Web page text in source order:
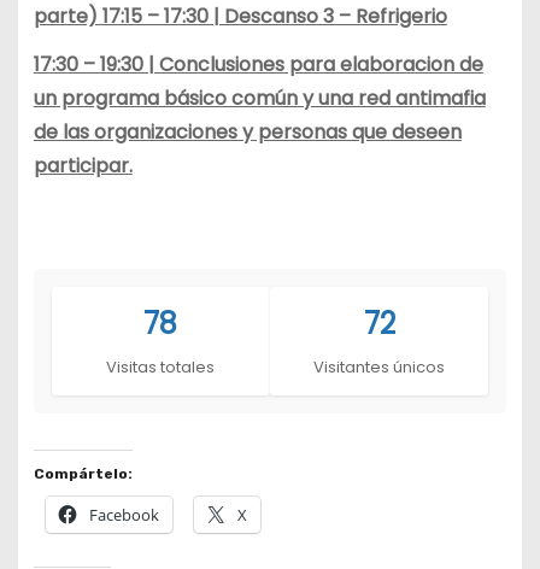
parte) 17:15 – 17:30 | Descanso 3 – Refrigerio
17:30 – 19:30 | Conclusiones para elaboracion de
un programa básico común y una red antimafia
de las organizaciones y personas que deseen
participar.
78
Visitas totales
72
Visitantes únicos
Compártelo:
Facebook X